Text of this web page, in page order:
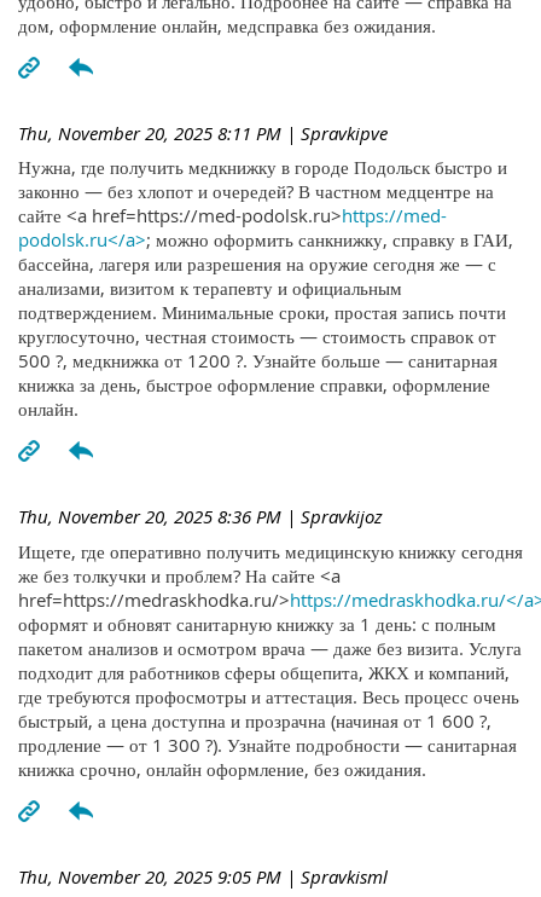
дом, оформление онлайн, медсправка без ожидания.
Thu, November 20, 2025 8:11 PM | Spravkipve
Нужна, где получить медкнижку в городе Подольск быстро и
законно — без хлопот и очередей? В частном медцентре на
сайте <a href=https://med-podolsk.ru>https://med-
podolsk.ru</a>; можно оформить санкнижку, справку в ГАИ,
бассейна, лагеря или разрешения на оружие сегодня же — с
анализами, визитом к терапевту и официальным
подтверждением. Минимальные сроки, простая запись почти
круглосуточно, честная стоимость — стоимость справок от
500 ?, медкнижка от 1200 ?. Узнайте больше — санитарная
книжка за день, быстрое оформление справки, оформление
онлайн.
Thu, November 20, 2025 8:36 PM | Spravkijoz
Ищете, где оперативно получить медицинскую книжку сегодня
же без толкучки и проблем? На сайте <a
href=https://medraskhodka.ru/>https://medraskhodka.ru/</
оформят и обновят санитарную книжку за 1 день: с полным
пакетом анализов и осмотром врача — даже без визита. Услуга
подходит для работников сферы общепита, ЖКХ и компаний,
где требуются профосмотры и аттестация. Весь процесс очень
быстрый, а цена доступна и прозрачна (начиная от 1 600 ?,
продление — от 1 300 ?). Узнайте подробности — санитарная
книжка срочно, онлайн оформление, без ожидания.
Thu, November 20, 2025 9:05 PM | Spravkisml